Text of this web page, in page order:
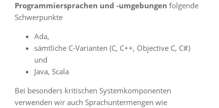
Programmiersprachen und -umgebungen folgende
Schwerpunkte
Ada,
sämtliche C-Varianten (C, C++, Objective C, C#)
und
Java, Scala
Bei besonders kritischen Systemkomponenten
verwenden wir auch Sprachuntermengen wie